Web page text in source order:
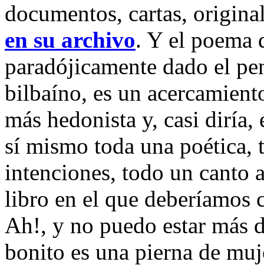
documentos, cartas,
en su archivo. Y el poema
paradójicamente dado el
bilbaíno, es un
más hedonista y, casi
sí mismo toda una poética,
intenciones, todo un canto
libro en el que deberíamos
Ah!, y no puedo estar más
bonito es una pierna de